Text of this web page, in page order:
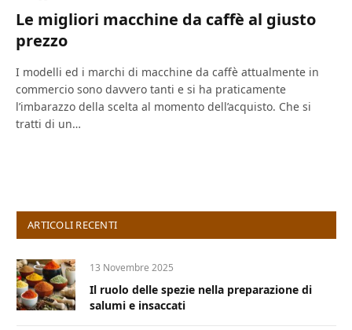
Le migliori macchine da caffè al giusto
prezzo
I modelli ed i marchi di macchine da caffè attualmente in
commercio sono davvero tanti e si ha praticamente
l’imbarazzo della scelta al momento dell’acquisto. Che si
tratti di un…
ARTICOLI RECENTI
13 Novembre 2025
Il ruolo delle spezie nella preparazione di
salumi e insaccati